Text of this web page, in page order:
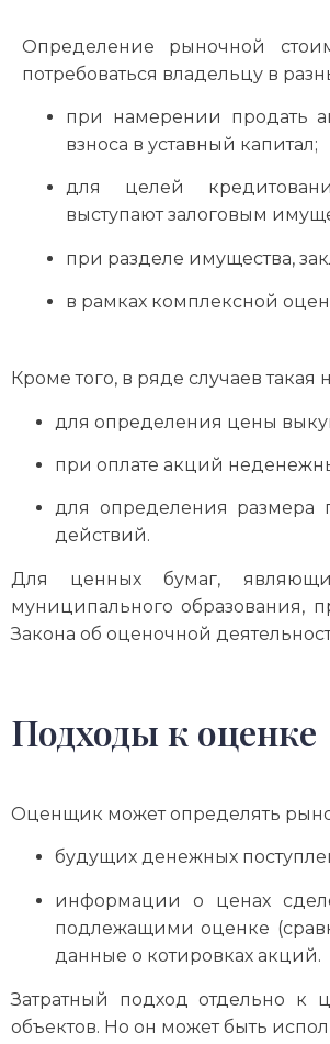
Определение рыночной
потребоваться владельцу в
при намерении продать
взноса в уставный капитал;
для целей
выступают залоговым
при разделе имущества,
в рамках комплексной
Кроме того, в ряде случаев
для определения цены
при оплате акций
для определения размера
действий.
Для ценных бумаг,
муниципального образования,
Закона об оценочной
Подходы к оценке
Оценщик может определять
будущих денежных
информации о ценах
подлежащими оценке
данные о котировках акций.
Затратный подход отдельно к
объектов. Но он может быть